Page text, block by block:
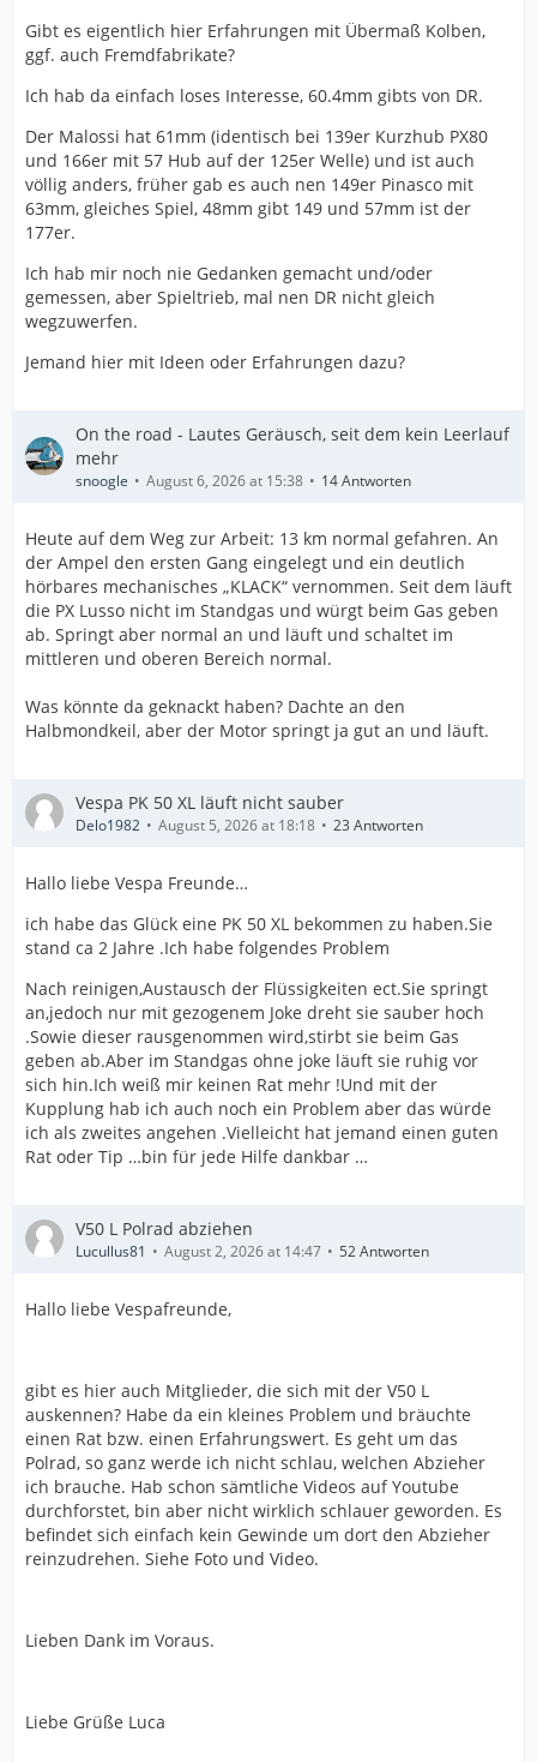
Gibt es eigentlich hier Erfahrungen mit Übermaß Kolben,
ggf. auch Fremdfabrikate?
Ich hab da einfach loses Interesse, 60.4mm gibts von DR.
Der Malossi hat 61mm (identisch bei 139er Kurzhub PX80
und 166er mit 57 Hub auf der 125er Welle) und ist auch
völlig anders, früher gab es auch nen 149er Pinasco mit
63mm, gleiches Spiel, 48mm gibt 149 und 57mm ist der
177er.
Ich hab mir noch nie Gedanken gemacht und/oder
gemessen, aber Spieltrieb, mal nen DR nicht gleich
wegzuwerfen.
Jemand hier mit Ideen oder Erfahrungen dazu?
On the road - Lautes Geräusch, seit dem kein Leerlauf
mehr
snoogle August 6, 2026 at 15:38 14 Antworten
Heute auf dem Weg zur Arbeit: 13 km normal gefahren. An
der Ampel den ersten Gang eingelegt und ein deutlich
hörbares mechanisches „KLACK“ vernommen. Seit dem läuft
die PX Lusso nicht im Standgas und würgt beim Gas geben
ab. Springt aber normal an und läuft und schaltet im
mittleren und oberen Bereich normal.
Was könnte da geknackt haben? Dachte an den
Halbmondkeil, aber der Motor springt ja gut an und läuft.
Vespa PK 50 XL läuft nicht sauber
Delo1982 August 5, 2026 at 18:18 23 Antworten
Hallo liebe Vespa Freunde…
ich habe das Glück eine PK 50 XL bekommen zu haben.Sie
stand ca 2 Jahre .Ich habe folgendes Problem
Nach reinigen,Austausch der Flüssigkeiten ect.Sie springt
an,jedoch nur mit gezogenem Joke dreht sie sauber hoch
.Sowie dieser rausgenommen wird,stirbt sie beim Gas
geben ab.Aber im Standgas ohne joke läuft sie ruhig vor
sich hin.Ich weiß mir keinen Rat mehr !Und mit der
Kupplung hab ich auch noch ein Problem aber das würde
ich als zweites angehen .Vielleicht hat jemand einen guten
Rat oder Tip …bin für jede Hilfe dankbar …
V50 L Polrad abziehen
Lucullus81 August 2, 2026 at 14:47 52 Antworten
Hallo liebe Vespafreunde,
gibt es hier auch Mitglieder, die sich mit der V50 L
auskennen? Habe da ein kleines Problem und bräuchte
einen Rat bzw. einen Erfahrungswert. Es geht um das
Polrad, so ganz werde ich nicht schlau, welchen Abzieher
ich brauche. Hab schon sämtliche Videos auf Youtube
durchforstet, bin aber nicht wirklich schlauer geworden. Es
befindet sich einfach kein Gewinde um dort den Abzieher
reinzudrehen. Siehe Foto und Video.
Lieben Dank im Voraus.
Liebe Grüße Luca